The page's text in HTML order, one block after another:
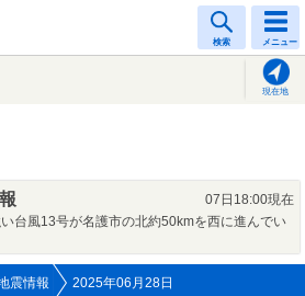
検索 メニュー
現在地
07日18:00現在
台風13号が名護市の北約50kmを西に進んでい
震情報 2025年06月28日